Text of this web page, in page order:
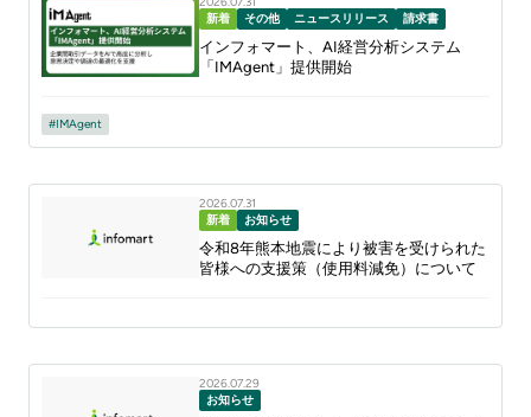
新着
その他 ニュースリリース 請求書
インフォマート、AI経営分析システム
「IMAgent」提供開始
IMAgent
2026.07.31
新着
お知らせ
令和8年熊本地震により被害を受けられた
皆様への支援策（使用料減免）について
2026.07.29
お知らせ